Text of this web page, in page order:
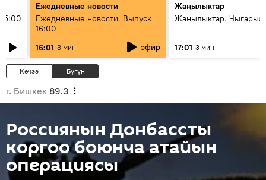
Ежедневные новости
Ежедневные новости. Выпуск
16:00
16:01 3 мин эфир
Жаңылыктар
Жаңылыктар.
17:01 3 мин
Кечээ Бүгүн
г. Бишкек 89.3
Россиянын Донбассты
коргоо боюнча атайын
операциясы